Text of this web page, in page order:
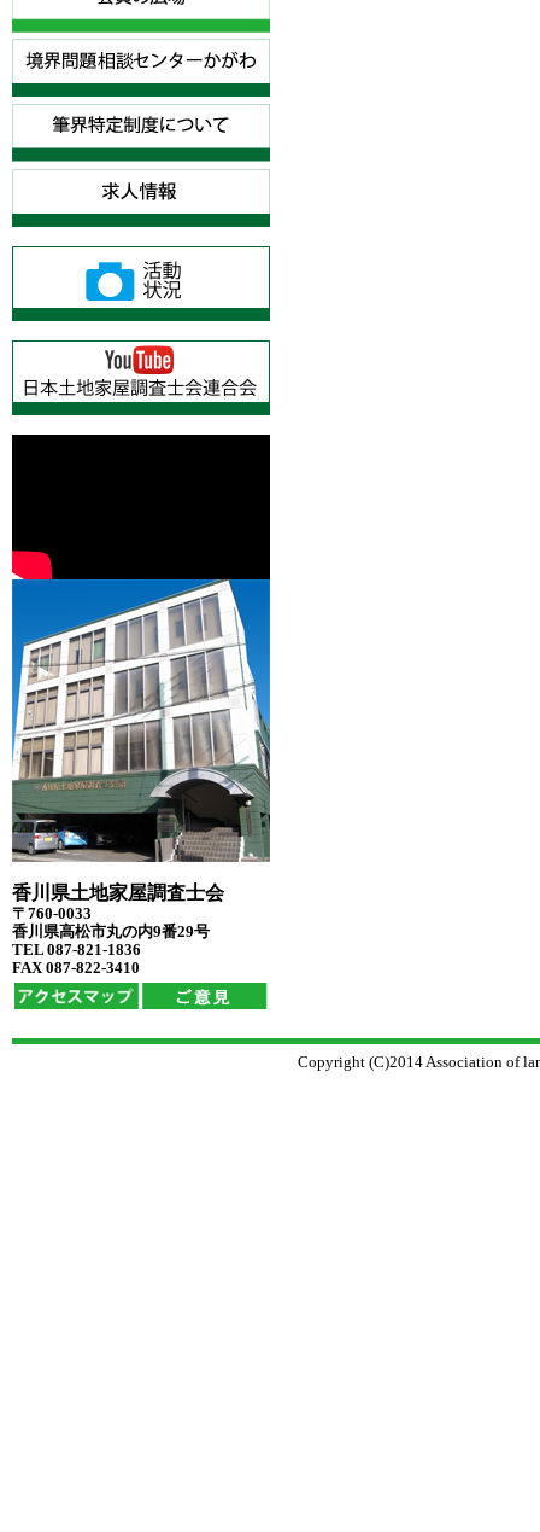
香川県土地家屋調査士会
〒760-0033
香川県高松市丸の内9番29号
TEL 087-821-1836
FAX 087-822-3410
Copyright (C)2014 Association of